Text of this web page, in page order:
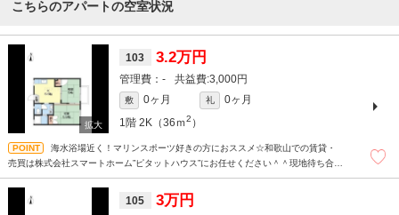
こちらのアパートの空室状況
103 3.2万円
- 3,000円
敷 0ヶ月 礼
0ヶ月
1階 2K（36ｍ2 ）
海水浴場近く！マリンスポーツ好きの方におススメ☆和歌山での賃貸・
売買は株式会社スマートホーム”ピタットハウス”にお任せください＾＾現地待ち合わ
105 3万円